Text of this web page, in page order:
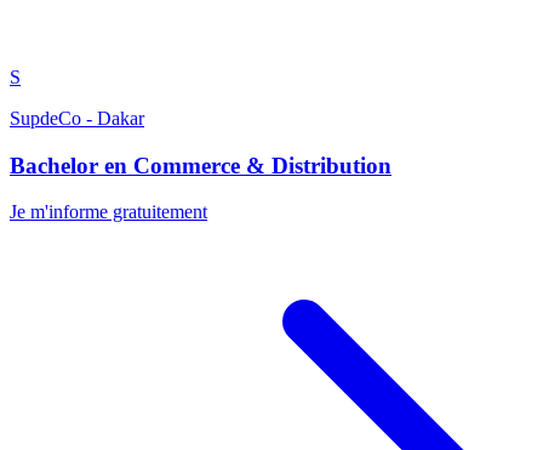
S
SupdeCo - Dakar
Bachelor en Commerce & Distribution
Je m'informe gratuitement